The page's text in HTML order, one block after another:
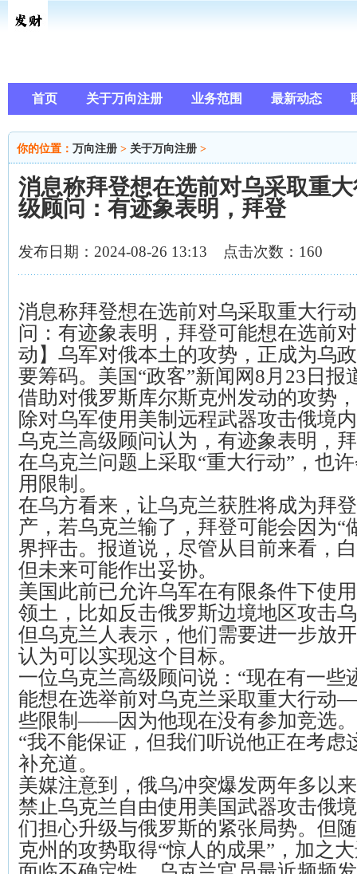
首页 关于万向注册 业务范围 最新动态
你的位置： 万向注册 > 关于万向注册 >
消息称拜登想在选前对乌采取重
级顾问：有迹象表明，拜登
发布日期：2024-08-26 13:13 点击次数：160
消息称拜登想在选前对乌采取重大行
问：有迹象表明，拜登可能想在选前
动】乌军对俄本土的攻势，正成为乌
要筹码。美国“政客”新闻网8月23日报
借助对俄罗斯库尔斯克州发动的攻势
除对乌军使用美制远程武器攻击俄境
乌克兰高级顾问认为，有迹象表明，
在乌克兰问题上采取“重大行动”，也
用限制。
在乌方看来，让乌克兰获胜将成为拜
产，若乌克兰输了，拜登可能会因为“
界抨击。报道说，尽管从目前来看，
但未来可能作出妥协。
美国此前已允许乌军在有限条件下使
领土，比如反击俄罗斯边境地区攻击
但乌克兰人表示，他们需要进一步放
认为可以实现这个目标。
一位乌克兰高级顾问说：“现在有一些
能想在选举前对乌克兰采取重大行动
些限制——因为他现在没有参加竞选
“我不能保证，但我们听说他正在考虑
补充道。
美媒注意到，俄乌冲突爆发两年多以
禁止乌克兰自由使用美国武器攻击俄
们担心升级与俄罗斯的紧张局势。但
克州的攻势取得“惊人的成果”，加之